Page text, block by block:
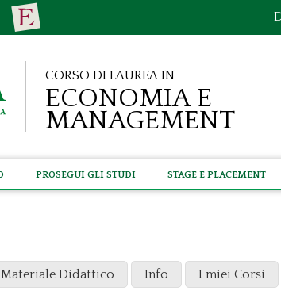
Corso di Laurea in
Economia e
Management
Prosegui gli studi Stage e Placement
Materiale Didattico Info I miei Corsi